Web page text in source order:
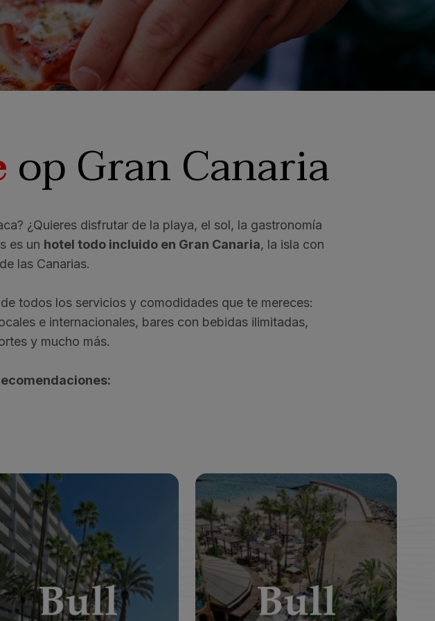
op Gran Canaria
¿Quieres disfrutar de la playa, el sol, la gastronomía
es un hotel todo incluido en Gran Canaria, la isla con
las Canarias.
todos los servicios y comodidades que te mereces:
e internacionales, bares con bebidas ilimitadas,
y mucho más.
EUGENIA VICTORIA & SPA
** *
BULL DORADO BEACH & SPA
** *